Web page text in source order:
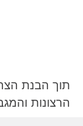
תוך הבנת
הרצונות